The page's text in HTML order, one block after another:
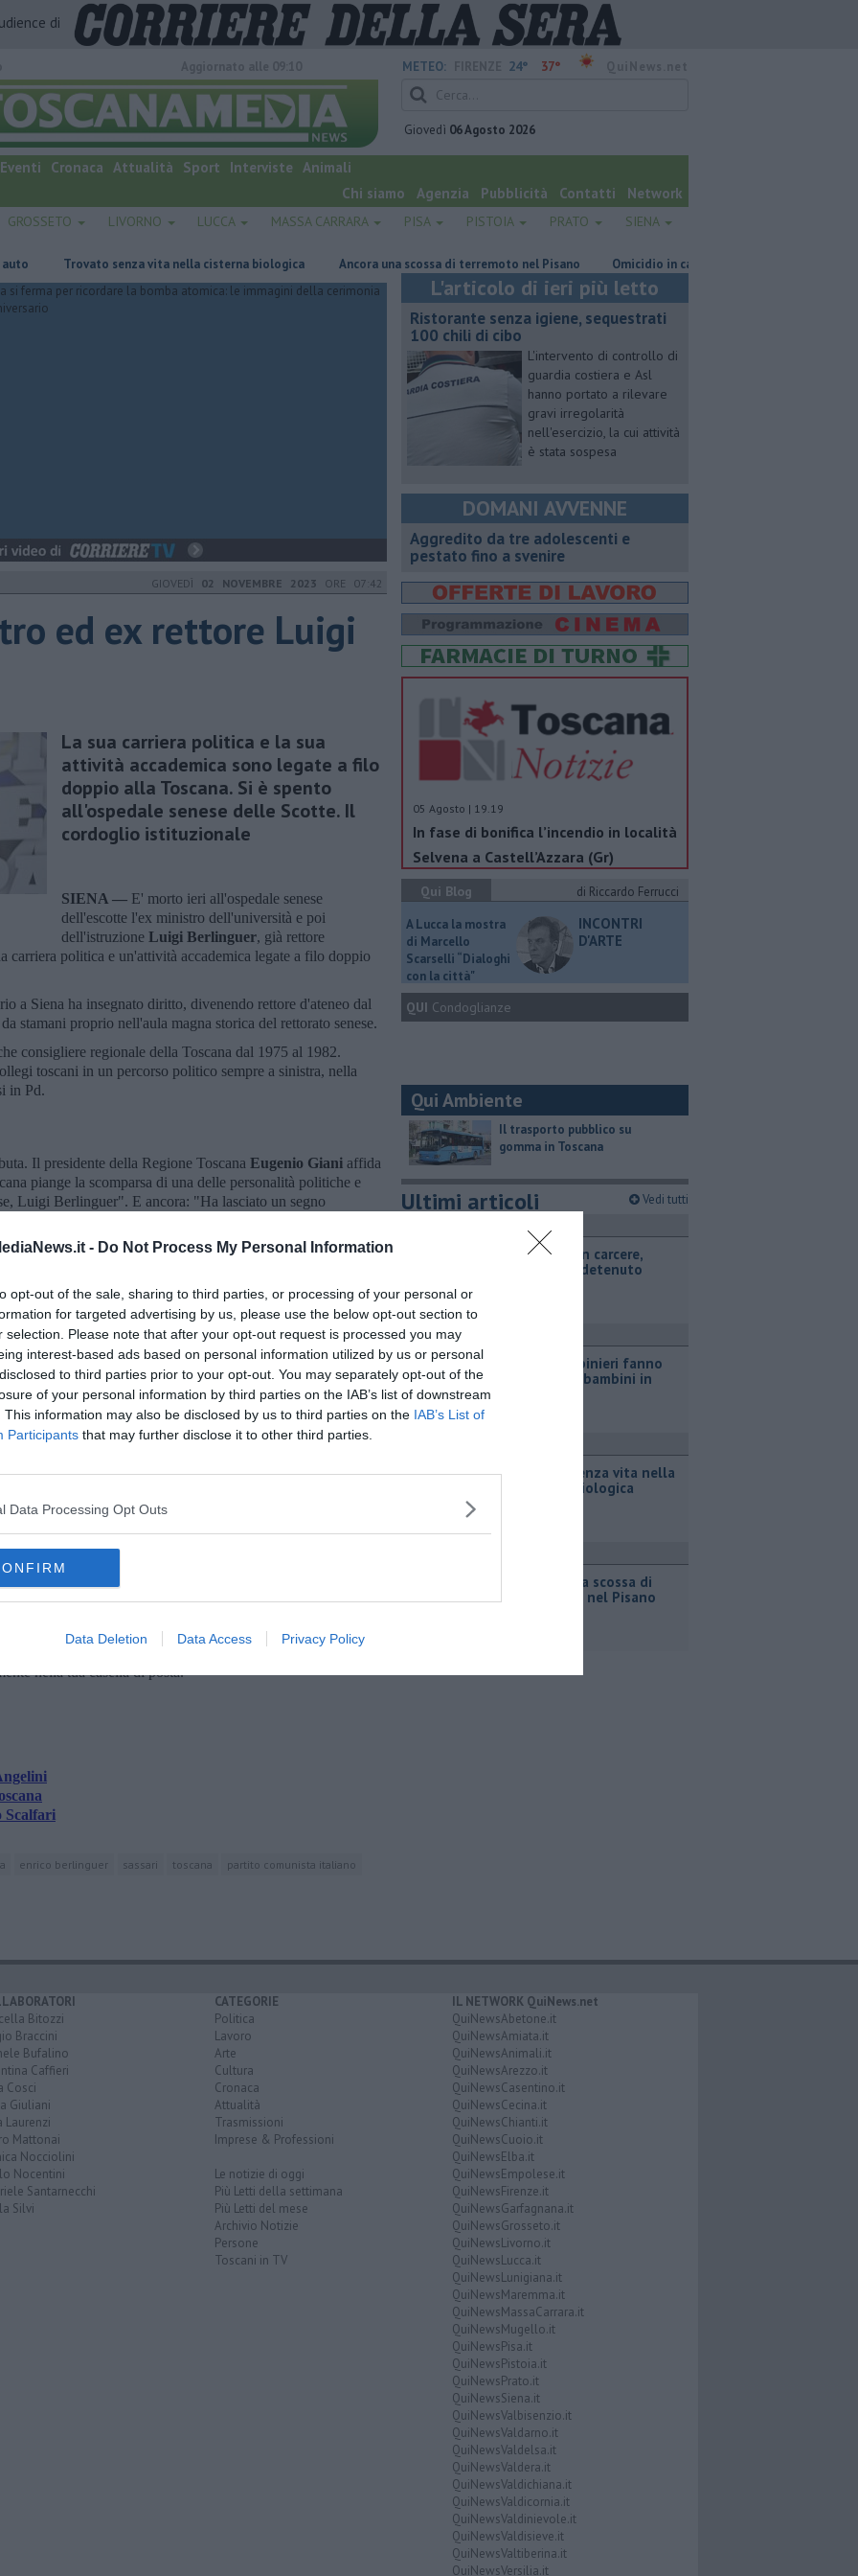
- Do Not Process My Personal Information
opt-out of the sale, sharing to third parties, or processing of your personal or
for targeted advertising by us, please use the below opt-out section to
selection. Please note that after your opt-out request is processed you may
interest-based ads based on personal information utilized by us or personal
to third parties prior to your opt-out. You may separately opt-out of the
of your personal information by third parties on the IAB’s list of downstream
This information may also be disclosed by us to third parties on the IAB’s List of
Participants that may further disclose it to other third parties.
Data Processing Opt Outs
Data Deletion Data Access Privacy Policy
di
METEO: 24° 37°
Giovedì 06 Agosto 2026
Eventi Cronaca Attualità Sport Interviste Animali
Chi siamo
Agenzia Pubblicità Contatti Network
GROSSETO LIVORNO LUCCA MASSA CARRARA PISA PISTOIA PRATO SIENA
Trovato senza vita nella cisterna biologica Ancora una scossa di terremoto nel Pisano Omicidio in carcere, ucciso un detenuto
GIOVEDÌ 02 NOVEMBRE 2023 ORE 07:42
ed ex rettore Luigi
La sua carriera politica e la sua
attività accademica sono legate a filo
doppio alla Toscana. Si è spento
all'ospedale senese delle Scotte. Il
cordoglio istituzionale
SIENA — E' morto ieri all'ospedale senese
dell'escotte l'ex ministro dell'università e poi
dell'istruzione Luigi Berlinguer, già rettore
carriera politica e un'attività accademica legate a filo doppio
a Siena ha insegnato diritto, divenendo rettore d'ateneo dal
stamani proprio nell'aula magna storica del rettorato senese.
consigliere regionale della Toscana dal 1975 al 1982.
toscani in un percorso politico sempre a sinistra, nella
in Pd.
Il presidente della Regione Toscana Eugenio Giani affida
piange la scomparsa di una delle personalità politiche e
Luigi Berlinguer". E ancora: "Ha lasciato un segno
per chi legge,
- è stato rettore dal 1985 al 1994 in un periodo
di Siena nel quale sono state impostate rilevanti
il nostro ateneo".
1987 fu tra i rettori promotori di un appello a favore
nel campo del diritto allo studio e dell’insegnamento,
e del reclutamento scientifico.
dell'Associazione stampa ToscanaSandro Bennucci che, a
ricorda che Berlinguer "teneva molto anche al suo
dell'Ast. Veniva considerato un decano che, anche a 91
essere informato sulle complicate vertenze fatte dall'Ast in
iscriviti alla
nella tua casella di posta.
Scalfari
enrico berlinguer sassari toscana
partito comunista italiano
L'articolo di ieri più letto
Ristorante senza igiene, sequestrati
100 chili di cibo
L'intervento di controllo di
guardia costiera e Asl
hanno portato a rilevare
gravi irregolarità
nell'esercizio, la cui attività
è stata sospesa
DOMANI AVVENNE
Aggredito da tre adolescenti e
pestato fino a svenire
05 Agosto | 19.19
In fase di bonifica l’incendio in località
Selvena a Castell’Azzara (Gr)
Qui Blog
di Riccardo Ferrucci
A Lucca la mostra
di Marcello
Scarselli “Dialoghi
con la città"
INCONTRI
D'ARTE
QUI Condoglianze
Qui Ambiente
​Il trasporto pubblico su
gomma in Toscana
Ultimi articoli Vedi tutti
Omicidio in carcere,
ucciso un detenuto
Cronaca
Falsi carabinieri fanno
truffe coi bambini in
Trovato senza vita nella
cisterna biologica
Ancora una scossa di
terremoto nel Pisano
Bitozzi
Braccini
Bufalino
Caffieri
Cosci
Giuliani
Laurenzi
Mattonai
Nocciolini
Nocentini
Santarnecchi
Silvi
CATEGORIE
Politica
Lavoro
Arte
Cultura
Cronaca
Attualità
Trasmissioni
Imprese & Professioni
Le notizie di oggi
Più Letti della settimana
Più Letti del mese
Archivio Notizie
Persone
Toscani in TV
IL NETWORK QuiNews.net
QuiNewsAbetone.it
QuiNewsAmiata.it
QuiNewsAnimali.it
QuiNewsArezzo.it
QuiNewsCasentino.it
QuiNewsCecina.it
QuiNewsChianti.it
QuiNewsCuoio.it
QuiNewsElba.it
QuiNewsEmpolese.it
QuiNewsFirenze.it
QuiNewsGarfagnana.it
QuiNewsGrosseto.it
QuiNewsLivorno.it
QuiNewsLucca.it
QuiNewsLunigiana.it
QuiNewsMaremma.it
QuiNewsMassaCarrara.it
QuiNewsMugello.it
QuiNewsPisa.it
QuiNewsPistoia.it
QuiNewsPrato.it
QuiNewsSiena.it
QuiNewsValbisenzio.it
QuiNewsValdarno.it
QuiNewsValdelsa.it
QuiNewsValdera.it
QuiNewsValdichiana.it
QuiNewsValdicornia.it
QuiNewsValdinievole.it
QuiNewsValdisieve.it
QuiNewsValtiberina.it
QuiNewsVersilia.it